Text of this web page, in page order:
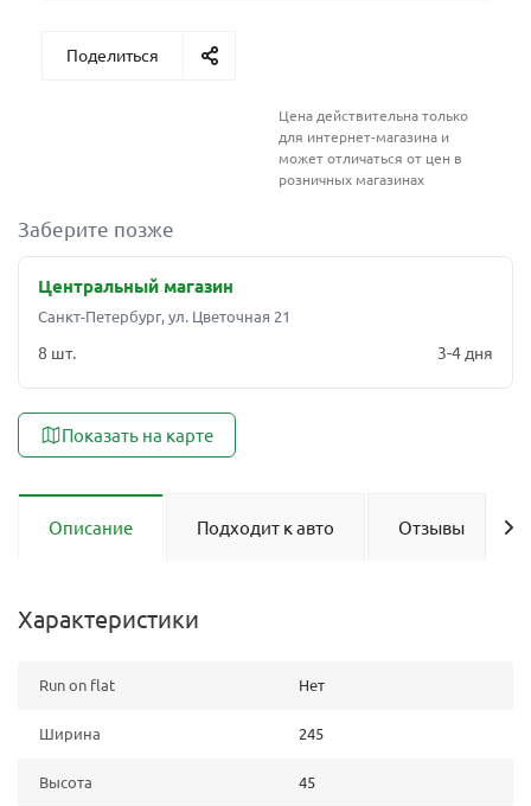
Поделиться
Цена действительна только
для интернет-магазина и
может отличаться от цен в
розничных магазинах
Заберите позже
Центральный магазин
Санкт-Петербург, ул. Цветочная 21
8 шт. 3-4 дня
Показать на карте
Описание Подходит к авто Отзывы
Характеристики
Run on flat Нет
Ширина 245
Высота 45